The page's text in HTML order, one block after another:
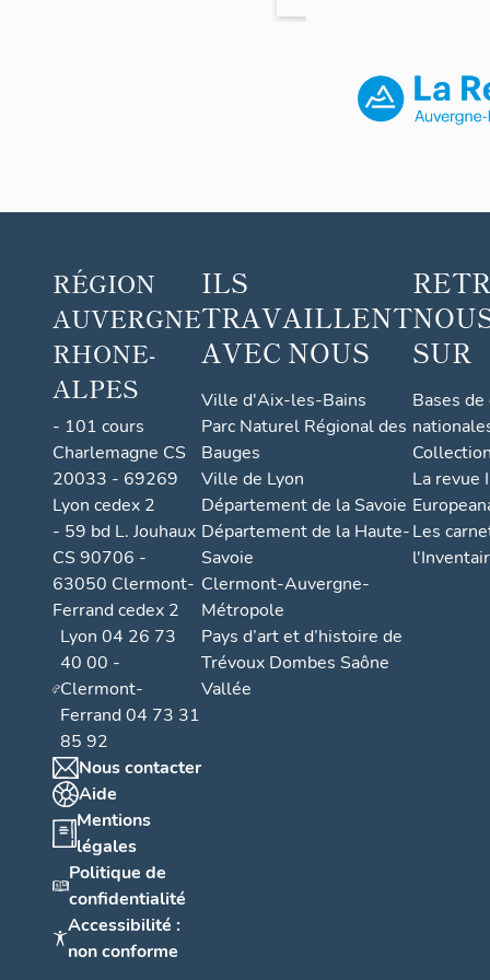
Vachon
RÉGION
AUVERGNE
RHONE-
ALPES
- 101 cours
Charlemagne CS
20033 - 69269
Lyon cedex 2
- 59 bd L. Jouhaux
CS 90706 -
63050 Clermont-
Ferrand cedex 2
Lyon 04 26 73
40 00 -
Clermont-
Ferrand 04 73 31
85 92
Nous contacter
Aide
Mentions
légales
Politique de
confidentialité
Accessibilité :
non conforme
ILS
TRAVAILLENT
AVEC NOUS
Ville d'Aix-les-Bains
Parc Naturel Régional des
Bauges
Ville de Lyon
Département de la Savoie
Département de la Haute-
Savoie
Clermont-Auvergne-
Métropole
Pays d’art et d’histoire de
Trévoux Dombes Saône
Vallée
SUR
Bases
La revue
Les